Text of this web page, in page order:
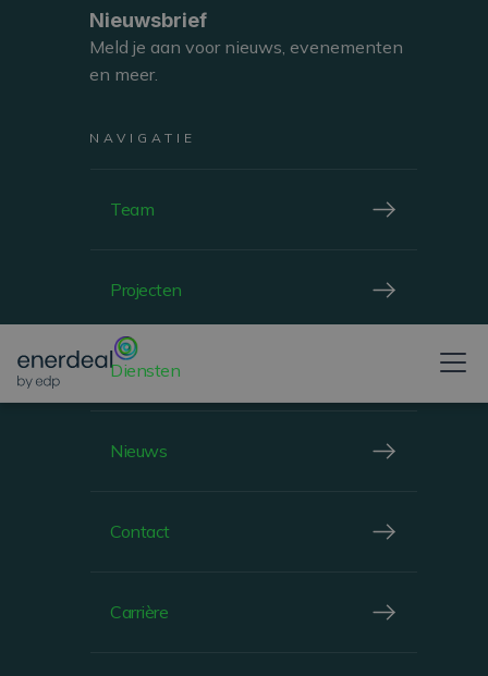
CHIEF OPERATIONS OFFICER
NAVIGATIE
Team
Projecten
Diensten
Nieuws
Contact
Carrière
Nieuwsbrief
Meld je aan voor nieuws, evenementen
en meer.